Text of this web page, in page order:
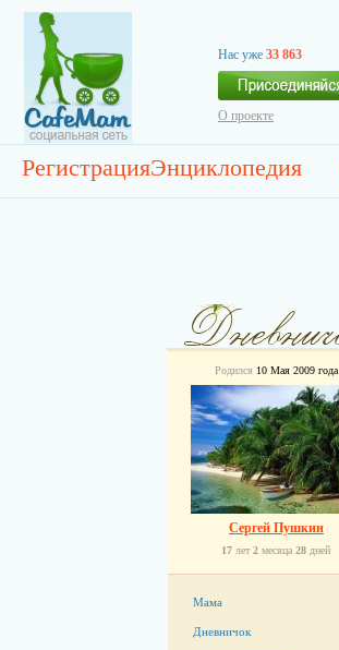
Нас уже 33 863
О проекте
РегистрацияЭнциклопедия
Родился 10 Мая 2009 года
Сергей Пушкин
17 лет2 месяца28 дней
Мама
Дневничок